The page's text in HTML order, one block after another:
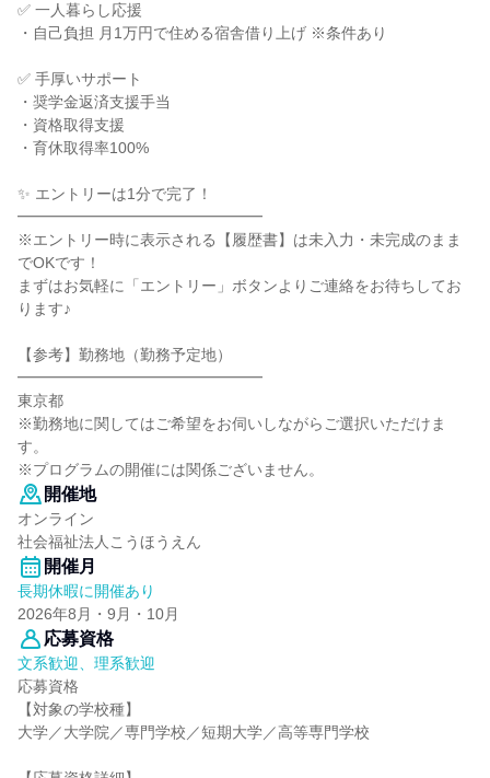
✅️ 一人暮らし応援
・自己負担 月1万円で住める宿舎借り上げ ※条件あり
✅️ 手厚いサポート
・奨学金返済支援手当
・資格取得支援
・育休取得率100%
✨️ エントリーは1分で完了！
━━━━━━━━━━━━━━━━
※エントリー時に表示される【履歴書】は未入力・未完成のまま
でOKです！
まずはお気軽に「エントリー」ボタンよりご連絡をお待ちしてお
ります♪
【参考】勤務地（勤務予定地）
━━━━━━━━━━━━━━━━
東京都
※勤務地に関してはご希望をお伺いしながらご選択いただけま
す。
※プログラムの開催には関係ございません。
開催地
オンライン
社会福祉法人こうほうえん
開催月
長期休暇に開催あり
2026年8月・9月・10月
応募資格
文系歓迎、理系歓迎
応募資格
【対象の学校種】
大学／大学院／専門学校／短期大学／高等専門学校